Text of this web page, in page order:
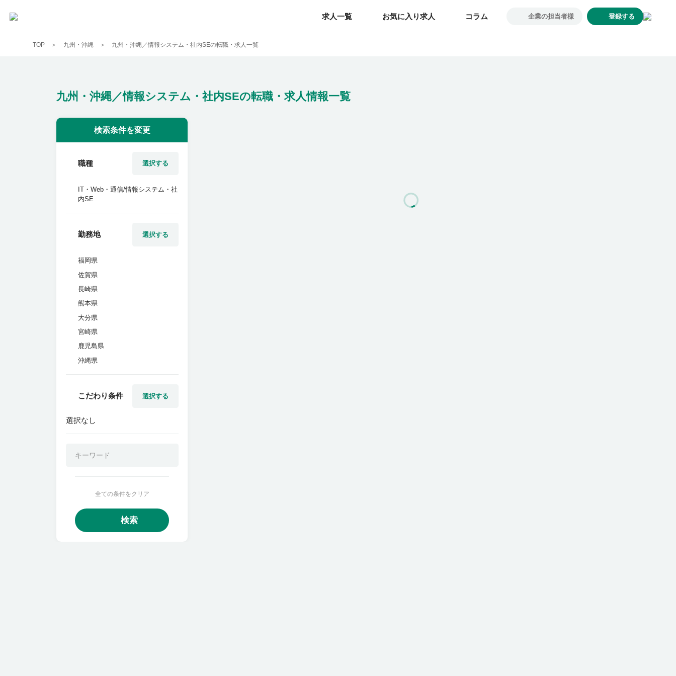
求人一覧 お気に入り求人 コラム 企業の担当者様 登録する
求人一覧 お気に入り求人 コラム 企業の担当者様 登録する
TOP 九州・沖縄 九州・沖縄／情報システム・社内SEの転職・求人一覧
九州・沖縄／情報システム・社内SEの転職・求人情報一覧
検索条件を変更
選択する
職種
IT・Web・通信/情報システム・社
内SE
選択する
勤務地
福岡県
佐賀県
長崎県
熊本県
大分県
宮崎県
鹿児島県
沖縄県
選択する
こだわり条件
選択なし
全ての条件をクリア
検索